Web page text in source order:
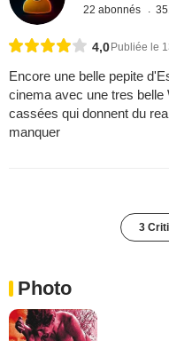
22 abonnés
4,0Publiée le
Encore une belle pepite
cinema avec une tres belle
cassées qui donnent du
manquer
3
Photo